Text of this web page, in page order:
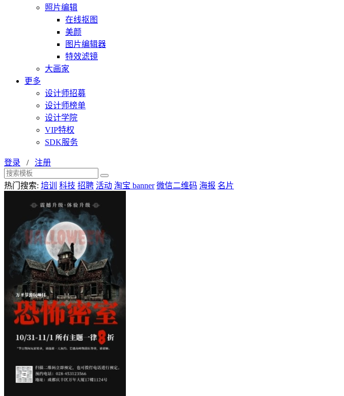
照片编辑
在线抠图
美颜
图片编辑器
特效滤镜
大画家
更多
设计师招募
设计师榜单
设计学院
VIP特权
SDK服务
登录 / 注册
热门搜索: 培训 科技 招聘 活动 淘宝 banner 微信二维码 海报 名片